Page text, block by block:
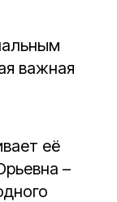
важная
её
–